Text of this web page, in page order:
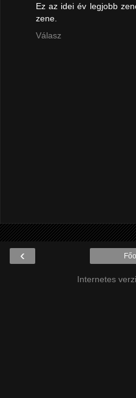
Ez az idei év legjobb
zene.
Válasz
‹
Internetes